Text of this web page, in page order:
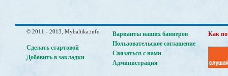
© 2011 - 2013, Mybaltika.info
Сделать стартовой
Добавить в закладки
Варианты наших баннеров
Пользовательское соглашение
Связаться с нами
Администрация
Как